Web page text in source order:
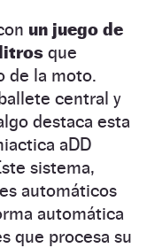
un juego de
que
de la moto.
central y
destaca esta
aDD
sistema,
automáticos
automática
que procesa su